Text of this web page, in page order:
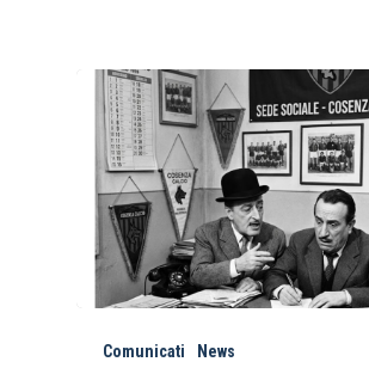
Comunicati News